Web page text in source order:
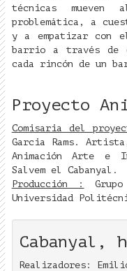
técnicas mueven
problemática, a
y a empatizar con
barrio a través de
cada rincón de un
Proyecto
Comisaria del
Garcia Rams.
Animación Arte e
Salvem el Cabanyal.
Producción :
Universidad
Cabanyal,
Realizadores: